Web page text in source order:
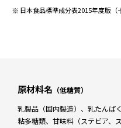
日本食品標準成分表2015年度版
原材料名 （低糖質）
乳製品（国内製造）、乳たんぱ
粘多糖類、甘味料（ステビア、